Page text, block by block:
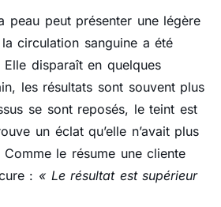
peau peut présenter une légère
circulation sanguine a été
disparaît en quelques
les résultats sont souvent plus
se sont reposés, le teint est
un éclat qu’elle n’avait plus
le résume une cliente
: « Le résultat est supérieur